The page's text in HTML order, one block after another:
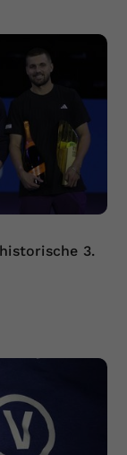
3.
die
Ihrer
falls der
eingestellt